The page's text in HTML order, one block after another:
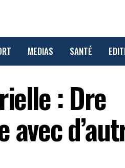
MEDIAS SANTÉ
: Dre